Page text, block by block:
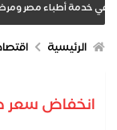
الرئيسية
انخفاض سعر طن